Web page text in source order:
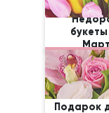
Подарок